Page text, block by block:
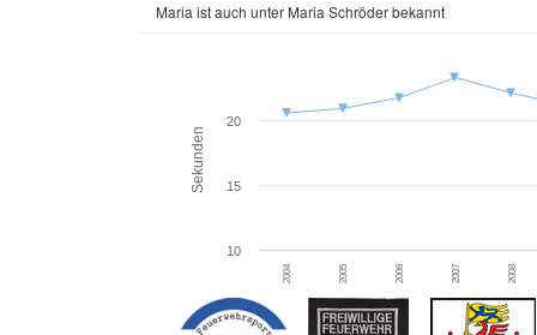
Maria ist auch unter Maria Schröder bekannt
Sekunden
2004 2005 2006 2007 2008
10
15
20